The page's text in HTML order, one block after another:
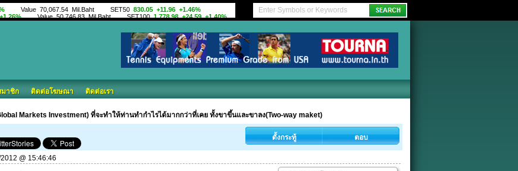
มาชิก ติดต่อโฆษณา ติดต่อเรา
Markets Investment) ที่จะทำให้ท่านทำกำไรได้มากกว่าที่เคย ทั้งขาขึ้นและขาลง(Two-way maket)
ตั้งกระทู้ ตอบ
@ 15:46:46